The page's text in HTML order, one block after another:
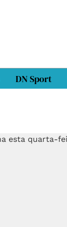
DN Sport